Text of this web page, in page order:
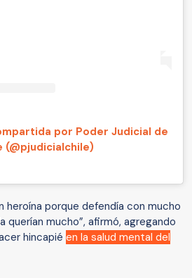
por Poder Judicial de
(@pjudicialchile)
heroína porque defendía con mucho
querían mucho”, afirmó, agregando
hincapié en la salud mental del